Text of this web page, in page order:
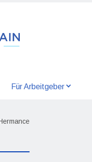
Für Arbeitgeber